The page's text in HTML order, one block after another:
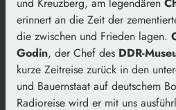
erinnert an die Zeit der
die zwischen und Frieden lagen.
Godin, der Chef des DDR-
kurze Zeitreise zurück in den
und Bauernstaat auf deutschem
Radioreise wird er mit uns